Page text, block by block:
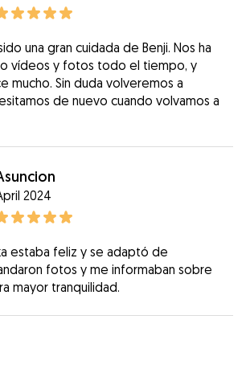
una gran cuidada de Benji. Nos ha
vídeos y fotos todo el tiempo, y
mucho. Sin duda volveremos a
de nuevo cuando volvamos a
2024
estaba feliz y se adaptó de
fotos y me informaban sobre
mayor tranquilidad.